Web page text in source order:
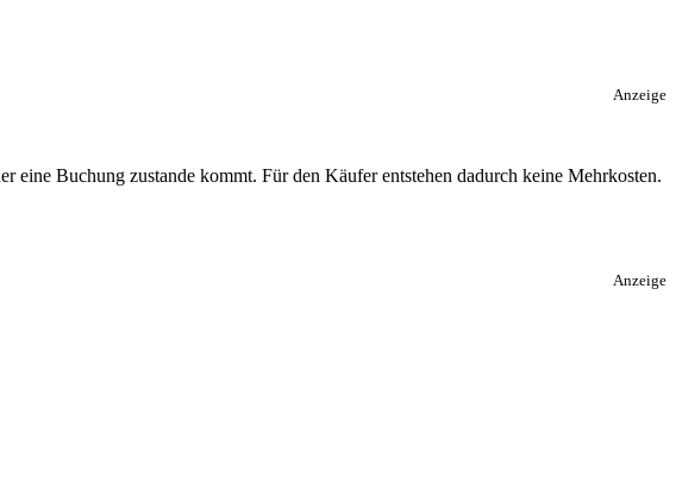
Anzeige
Buchung zustande kommt. Für den Käufer entstehen dadurch keine Mehrkosten.
Anzeige